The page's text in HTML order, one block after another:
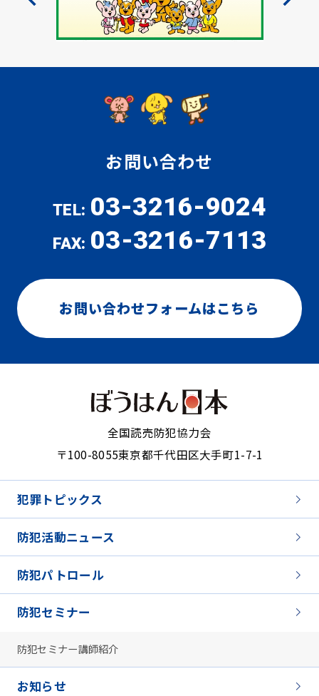
お問い合わせ
TEL: 03-3216-9024
FAX: 03-3216-7113
お問い合わせフォームはこちら
全国読売防犯協力会
〒100-8055東京都千代田区大手町1-7-1
犯罪トピックス
防犯活動ニュース
防犯パトロール
防犯セミナー
防犯セミナー講師紹介
お知らせ